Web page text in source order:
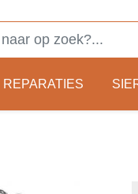
REPARATIES